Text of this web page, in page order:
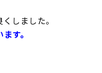
しました。
す。